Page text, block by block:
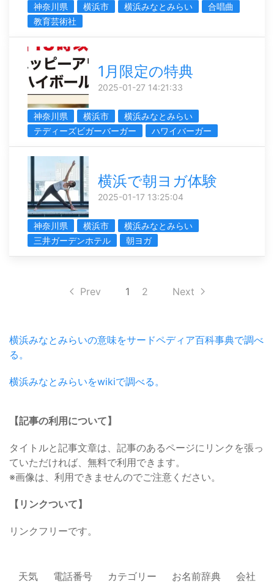
神奈川県
横浜市 横浜みなとみらい
合唱曲
教育芸術社
1月限定の特典
2025-01-27 14:21:33
神奈川県 横浜市
横浜みなとみらい
テディーズビガーバーガー
ハワイバーガー
横浜で朝ヨガ体験
2025-01-17 13:25:04
神奈川県 横浜市
横浜みなとみらい
三井ガーデンホテル
朝ヨガ
Prev 1 2 Next
横浜みなとみらいの意味をサードペディア百科事典で調べ
る。
横浜みなとみらいをwikiで調べる。
【記事の利用について】
タイトルと記事文章は、記事のあるページにリンクを張っ
ていただければ、無料で利用できます。
※画像は、利用できませんのでご注意ください。
【リンクついて】
リンクフリーです。
天気 電話番号 カテゴリー お名前辞典
会社